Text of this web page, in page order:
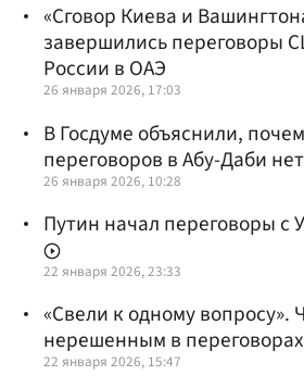
«Сговор Киева и
завершились переговоры
России в ОАЭ
26 января 2026, 17:03
В Госдуме объяснили,
переговоров в Абу-Даби
26 января 2026, 10:28
Путин начал переговоры с
22 января 2026, 23:33
«Свели к одному вопросу».
нерешенным в
22 января 2026, 15:47